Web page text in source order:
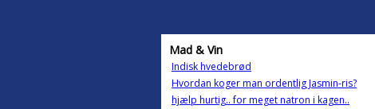
Mad & Vin
Indisk hvedebrød
Hvordan koger man ordentlig Jasmin-ris?
hjælp hurtig.. for meget natron i kagen..